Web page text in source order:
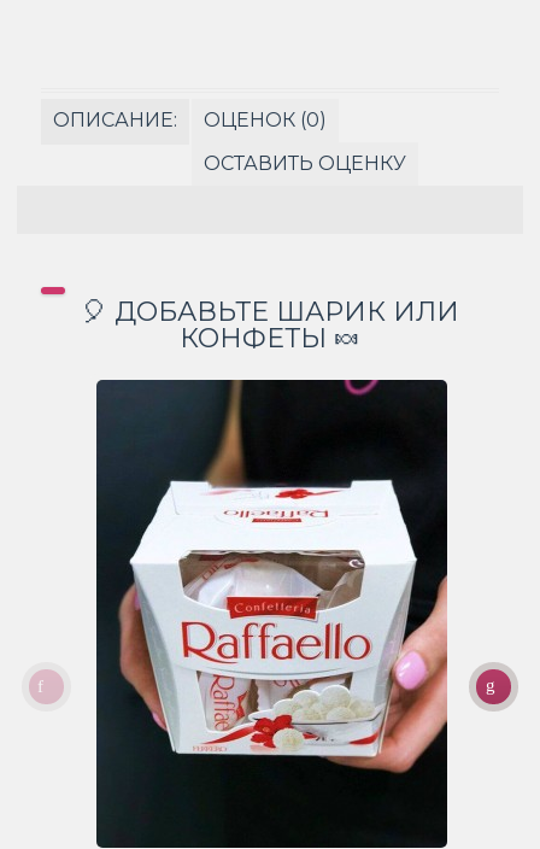
ОПИСАНИЕ:
ОЦЕНОК (0)
ОСТАВИТЬ ОЦЕНКУ
🎈 ДОБАВЬТЕ ШАРИК ИЛИ
КОНФЕТЫ 🍬